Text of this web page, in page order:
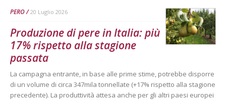
PERO 20 Luglio 2026
Produzione di pere in Italia: più
17% rispetto alla stagione
passata
La campagna entrante, in base alle prime stime, potrebbe disporre
di un volume di circa 347mila tonnellate (+17% rispetto alla stagione
precedente). La produttività attesa anche per gli altri paesi europei